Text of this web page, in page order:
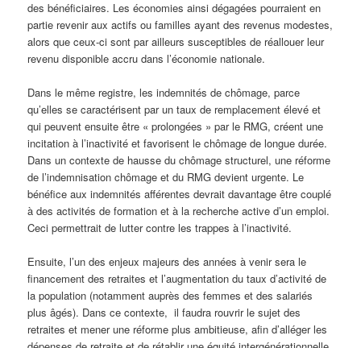
des bénéficiaires. Les économies ainsi dégagées pourraient en
partie revenir aux actifs ou familles ayant des revenus modestes,
alors que ceux-ci sont par ailleurs susceptibles de réallouer leur
revenu disponible accru dans l’économie nationale.
Dans le même registre, les indemnités de chômage, parce
qu’elles se caractérisent par un taux de remplacement élevé et
qui peuvent ensuite être « prolongées » par le RMG, créent une
incitation à l’inactivité et favorisent le chômage de longue durée.
Dans un contexte de hausse du chômage structurel, une réforme
de l’indemnisation chômage et du RMG devient urgente. Le
bénéfice aux indemnités afférentes devrait davantage être couplé
à des activités de formation et à la recherche active d’un emploi.
Ceci permettrait de lutter contre les trappes à l’inactivité.
Ensuite, l’un des enjeux majeurs des années à venir sera le
financement des retraites et l’augmentation du taux d’activité de
la population (notamment auprès des femmes et des salariés
plus âgés). Dans ce contexte, il faudra rouvrir le sujet des
retraites et mener une réforme plus ambitieuse, afin d’alléger les